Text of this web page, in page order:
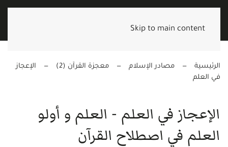
Skip to main content
الرئيسية مصادر الإسلام معجزة القرآن (2)
الإعجاز
في العلم
الإعجاز في العلم - العلم و أولو
العلم في اصطلاح القرآن